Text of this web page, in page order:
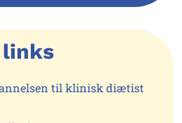
links
til klinisk diætist